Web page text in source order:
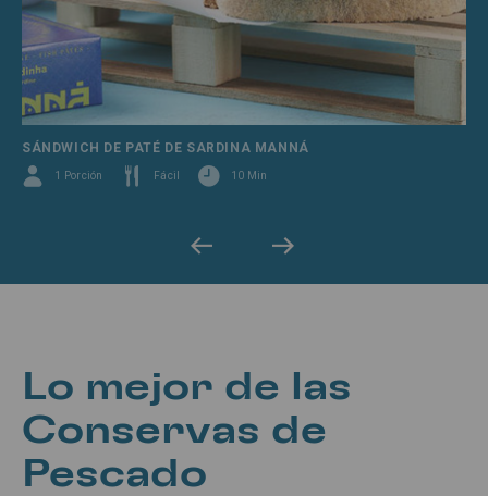
SÁNDWICH DE PATÉ DE SARDINA MANNÁ
1 Porción Fácil 10 Min
Lo mejor de las
Conservas de
Pescado